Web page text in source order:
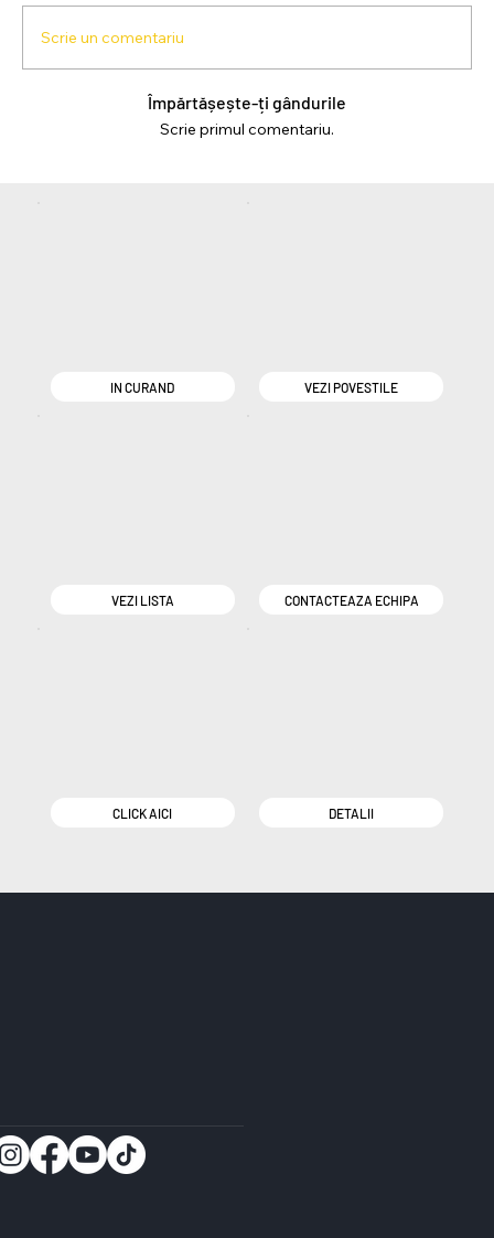
Scrie un comentariu
Împărtășește-ți gândurile
Scrie primul comentariu.
IN CURAND VEZI POVESTILE
VEZI LISTA CONTACTEAZA ECHIPA
CLICK AICI DETALII